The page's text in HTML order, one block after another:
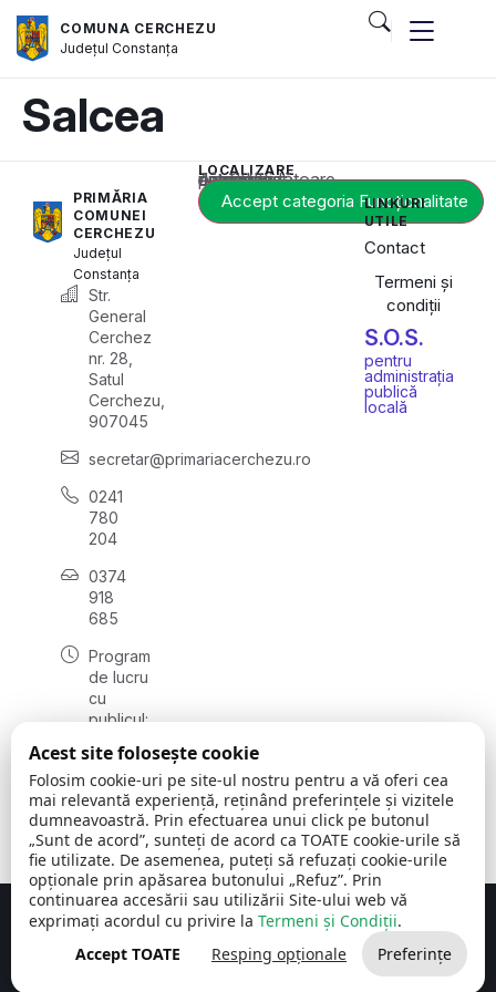
COMUNA CERCHEZU
JudețulConstanța
Salcea
PRIMĂRIA
COMUNEI
CERCHEZU
Județul
Constanța
Str.
General
Cerchez
nr. 28,
Satul
Cerchezu,
907045
secretar@primariacerchezu.ro
0241
780
204
0374
918
685
Program
de lucru
cu
publicul:
08:00 -
16:30
, vineri:
08:00 -
14:00
LOCALIZARE
Acest conținut este blocat până când acceptați categoria corespunzătoare de cookie-uri.
Accept categoria Funcționalitate
LINKURI
UTILE
Contact
Termeni și
condiții
S.O.S.
pentru
administrația
publică
locală
Comuna Cerchezu © 2026Toate drepturile rezervate
Concept realizat de Big Media Relații Publice SRL
Acest site folosește cookie
Folosim cookie-uri pe site-ul nostru pentru a vă oferi cea
mai relevantă experiență, reținând preferințele și vizitele
dumneavoastră. Prin efectuarea unui click pe butonul
„Sunt de acord”, sunteți de acord ca TOATE cookie-urile să
fie utilizate. De asemenea, puteți să refuzați cookie-urile
opționale prin apăsarea butonului „Refuz”. Prin
continuarea accesării sau utilizării Site-ului web vă
exprimați acordul cu privire la Termeni și Condiții.
Accept TOATE
Resping opționale Preferințe